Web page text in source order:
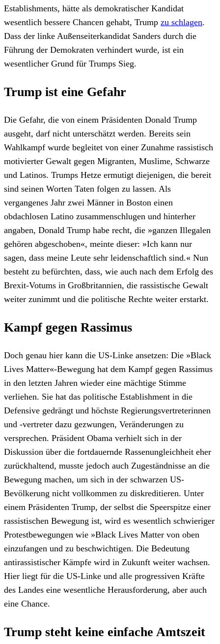
Establishments, hätte als demokratischer Kandidat
wesentlich bessere Chancen gehabt, Trump zu schlagen.
Dass der linke Außenseiterkandidat Sanders durch die
Führung der Demokraten verhindert wurde, ist ein
wesentlicher Grund für Trumps Sieg.
Trump ist eine Gefahr
Die Gefahr, die von einem Präsidenten Donald Trump
ausgeht, darf nicht unterschätzt werden. Bereits sein
Wahlkampf wurde begleitet von einer Zunahme rassistisch
motivierter Gewalt gegen Migranten, Muslime, Schwarze
und Latinos. Trumps Hetze ermutigt diejenigen, die bereit
sind seinen Worten Taten folgen zu lassen. Als
vergangenes Jahr zwei Männer in Boston einen
obdachlosen Latino zusammenschlugen und hinterher
angaben, Donald Trump habe recht, die »ganzen Illegalen
gehören abgeschoben«, meinte dieser: »Ich kann nur
sagen, dass meine Leute sehr leidenschaftlich sind.« Nun
besteht zu befürchten, dass, wie auch nach dem Erfolg des
Brexit-Votums in Großbritannien, die rassistische Gewalt
weiter zunimmt und die politische Rechte weiter erstarkt.
Kampf gegen Rassimus
Doch genau hier kann die US-Linke ansetzen: Die »Black
Lives Matter«-Bewegung hat dem Kampf gegen Rassimus
in den letzten Jahren wieder eine mächtige Stimme
verliehen. Sie hat das politische Establishment in die
Defensive gedrängt und höchste Regierungsvertreterinnen
und -vertreter dazu gezwungen, Veränderungen zu
versprechen. Präsident Obama verhielt sich in der
Diskussion über die fortdauernde Rassenungleichheit eher
zurückhaltend, musste jedoch auch Zugeständnisse an die
Bewegung machen, um sich in der schwarzen US-
Bevölkerung nicht vollkommen zu diskreditieren. Unter
einem Präsidenten Trump, der selbst die Speerspitze einer
rassistischen Bewegung ist, wird es wesentlich schwieriger
Protestbewegungen wie »Black Lives Matter von oben
einzufangen und zu beschwichtigen. Die Bedeutung
antirassistischer Kämpfe wird in Zukunft weiter wachsen.
Hier liegt für die US-Linke und alle progressiven Kräfte
des Landes eine wesentliche Herausforderung, aber auch
eine Chance.
Trump steht keine einfache Amtszeit